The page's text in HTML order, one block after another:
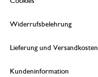
Widerrufsbelehrung
Lieferung und Versandkosten
Kundeninformation